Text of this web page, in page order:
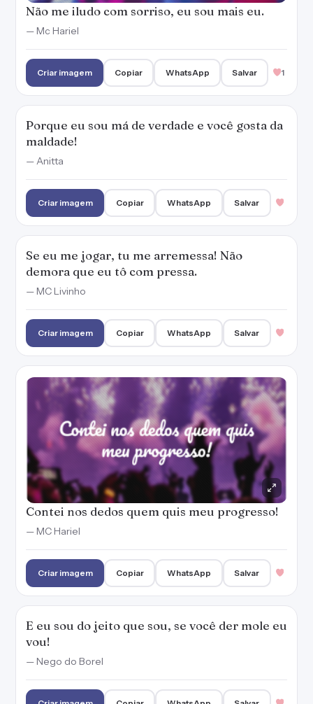
Não me iludo com sorriso, eu sou mais eu.
— Mc Hariel
Criar imagem Copiar WhatsApp Salvar 1
Porque eu sou má de verdade e você gosta da
maldade!
— Anitta
Criar imagem Copiar WhatsApp Salvar
Se eu me jogar, tu me arremessa! Não
demora que eu tô com pressa.
— MC Livinho
Criar imagem Copiar WhatsApp Salvar
Contei nos dedos quem quis meu progresso!
— MC Hariel
Criar imagem Copiar WhatsApp Salvar
E eu sou do jeito que sou, se você der mole eu
vou!
— Nego do Borel